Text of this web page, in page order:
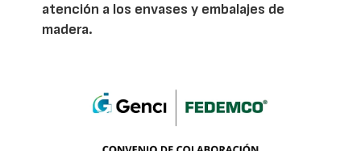
atención a los envases y embalajes de
madera.